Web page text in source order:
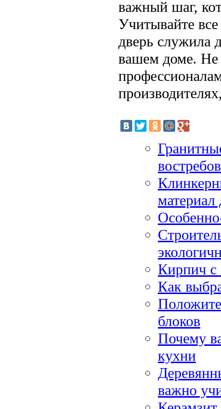
важный шаг,
Учитывайте
дверь служила
вашем доме. Не
материал
Кирпич с
Как
блоков
Почему
кухни
важно